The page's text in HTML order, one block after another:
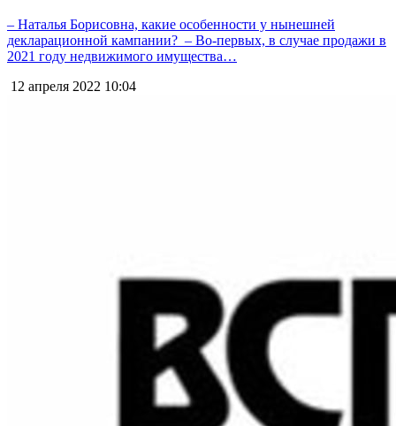
– Наталья Борисовна, какие особенности у нынешней
декларационной​ кампании? ​ – Во-первых, в случае продажи в
2021 году недвижимого имущества…
12 апреля 2022 10:04